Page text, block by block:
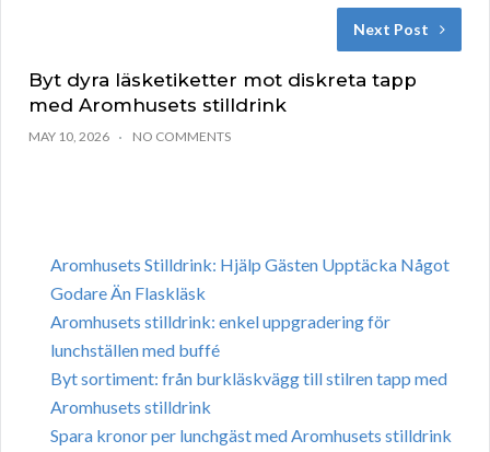
Next Post
Byt dyra läsketiketter mot diskreta tapp
med Aromhusets stilldrink
MAY 10, 2026 NO COMMENTS
Aromhusets Stilldrink: Hjälp Gästen Upptäcka Något
Godare Än Flaskläsk
Aromhusets stilldrink: enkel uppgradering för
lunchställen med buffé
Byt sortiment: från burkläskvägg till stilren tapp med
Aromhusets stilldrink
Spara kronor per lunchgäst med Aromhusets stilldrink